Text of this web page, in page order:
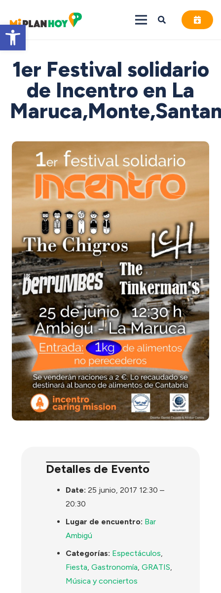
Abrir barra de herramientas
1er Festival solidario
de Incentro en La
Detalles de Evento
Date: 25 junio, 2017 12:30 –
20:30
Lugar de encuentro: Bar
Ambigú
Categorías: Espectáculos,
Fiesta,Gastronomía,GRATIS,
Música y conciertos